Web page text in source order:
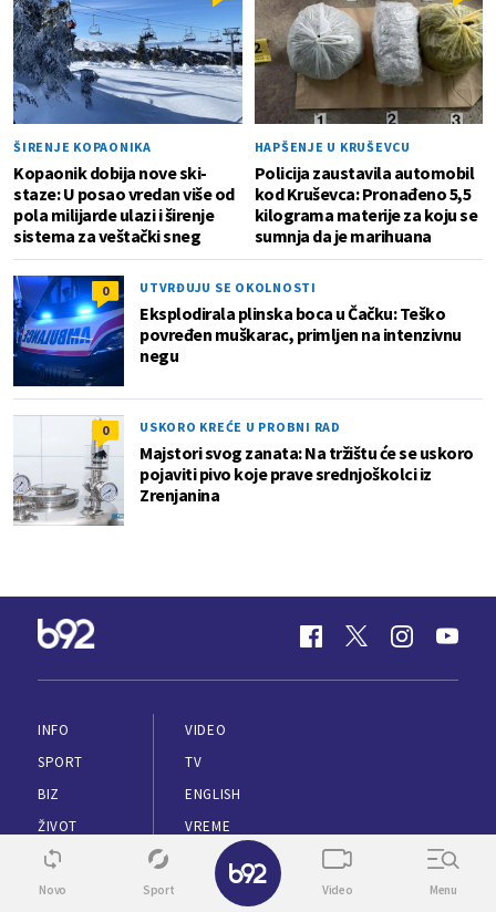
ŠIRENJE KOPAONIKA
Kopaonik dobija nove ski-
staze: U posao vredan više od
pola milijarde ulazi i širenje
sistema za veštački sneg
HAPŠENJE U KRUŠEVCU
Policija zaustavila automobil
kod Kruševca: Pronađeno 5,5
kilograma materije za koju se
sumnja da je marihuana
0 UTVRĐUJU SE OKOLNOSTI
Eksplodirala plinska boca u Čačku: Teško
povređen muškarac, primljen na intenzivnu
negu
0 USKORO KREĆE U PROBNI RAD
Majstori svog zanata: Na tržištu će se uskoro
pojaviti pivo koje prave srednjoškolci iz
Zrenjanina
INFO
SPORT
BIZ
ŽIVOT
ZDRAVLJE
PUTOVANJA
VIDEO
TV
ENGLISH
VREME
Novo Sport Video Menu
✕